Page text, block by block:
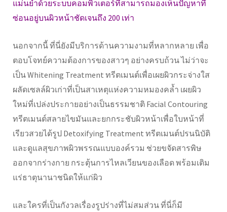
แม่นยำด้วยระบบคอมพิวเตอร์ที่สามารถมองเห็นปัญหาที่
ซ่อนอยู่บนผิวหน้าชัดเจนถึง 200 เท่า
นอกจากนี้ ที่นี่ยังมีบริการด้านความงามที่หลากหลาย เพื่อ
ตอบโจทย์ความต้องการของสาวๆ อย่างครบถ้วน ไม่ว่าจะ
เป็น Whitening Treatment ทรีตเมนต์เพื่อเผยผิวกระจ่างใส
ผลัดเซลล์ผิวเก่าที่เป็นสาเหตุแห่งความหมองคล้ำ เผยผิว
ใหม่ที่เปล่งประกายอย่างเป็นธรรมชาติ Facial Contouring
ทรีตเมนต์สลายไขมันและยกกระชับผิวหน้าเพื่อใบหน้าที่
เรียวสวยได้รูป Detoxifying Treatment ทรีตเมนต์ปรนนิบัติ
และดูแลสุขภาพผิวพรรณแบบองค์รวม ช่วยขจัดสารพิษ
ออกจากร่างกาย กระตุ้นการไหลเวียนของเลือด พร้อมเติม
แร่ธาตุนานาชนิดให้แก่ผิว
และใครที่เป็นกังวลเรื่องรูปร่างที่ไม่สมส่วน ที่นี่ก็มี